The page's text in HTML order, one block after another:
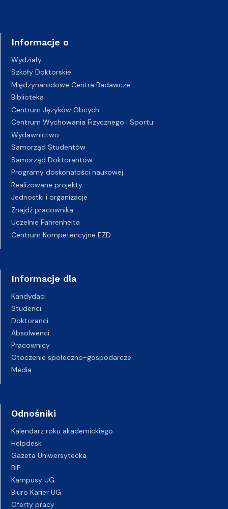
Informacje o
Wydziały
Szkoły Doktorskie
Międzynarodowe Centra Badawcze
Biblioteka
Centrum Języków Obcych
Centrum Wychowania Fizycznego i Sportu
Wydawnictwo
Samorząd Studentów
Samorząd Doktorantów
Programy doskonałości naukowej
Realizowane projekty
Jednostki i organizacje
Znajdź pracownika
Uczelnie Fahrenheita
Centrum Kompetencyjne EZD
Informacje dla
Kandydaci
Studenci
Doktoranci
Absolwenci
Pracownicy
Otoczenie społeczno-gospodarcze
Media
Odnośniki
Kalendarz roku akademickiego
Helpdesk
Gazeta Uniwersytecka
BIP
Kampusy UG
Biuro Karier UG
Oferty pracy